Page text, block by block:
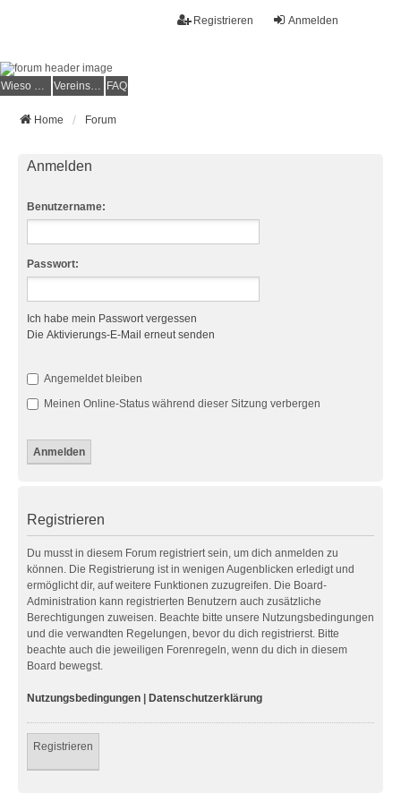
Anmelden
Registrieren
Wieso der e.V.? Vereinsmitglied werden FAQ
Home Forum
Anmelden
Benutzername:
Passwort:
Ich habe mein Passwort vergessen
Die Aktivierungs-E-Mail erneut senden
Angemeldet bleiben
Meinen Online-Status während dieser Sitzung verbergen
Registrieren
Du musst in diesem Forum registriert sein, um dich anmelden zu
können. Die Registrierung ist in wenigen Augenblicken erledigt und
ermöglicht dir, auf weitere Funktionen zuzugreifen. Die Board-
Administration kann registrierten Benutzern auch zusätzliche
Berechtigungen zuweisen. Beachte bitte unsere Nutzungsbedingungen
und die verwandten Regelungen, bevor du dich registrierst. Bitte
beachte auch die jeweiligen Forenregeln, wenn du dich in diesem
Board bewegst.
Nutzungsbedingungen Datenschutzerklärung
Registrieren